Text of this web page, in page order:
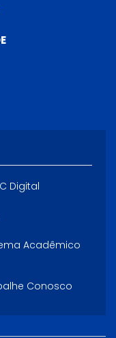
Digital
Acadêmico
Conosco